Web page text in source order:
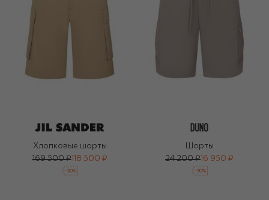
Хлопковые шорты
169 500 ₽118 500 ₽
-30%
Шорты
24 200 ₽ 16 950 ₽
-30%